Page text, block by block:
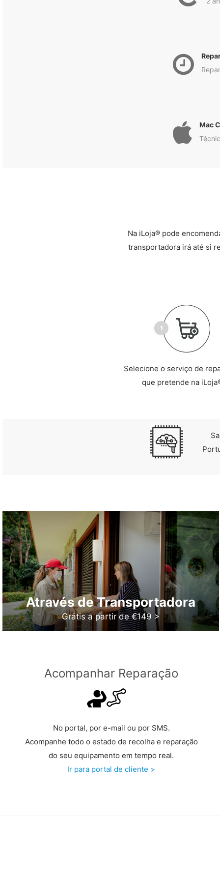
Mac
Na iLoja® pode
transportadora irá até si
Selecione o serviço de
que pretende na
Através de Transportadora
Grátis a partir de €149 >
Acompanhar Reparação
No portal, por e-mail ou por SMS.
Acompanhe todo o estado de recolha e reparação
do seu equipamento em tempo real.
Ir para portal de cliente >